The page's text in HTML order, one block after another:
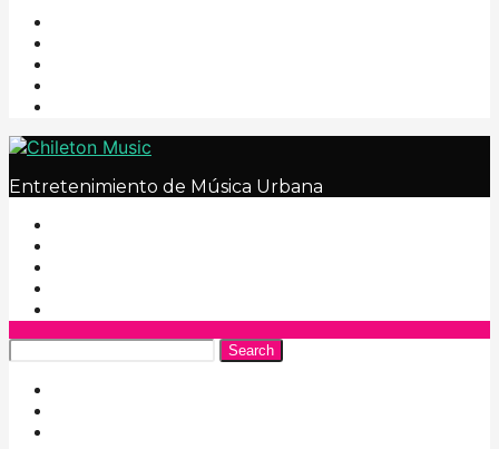
Entretenimiento de Música Urbana
Search